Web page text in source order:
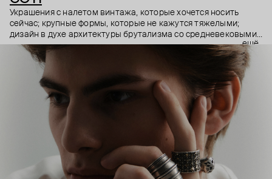
Украшения с налетом винтажа, которые хочется носить
сейчас; крупные формы, которые не кажутся тяжелыми;
дизайн в духе архитектуры брутализма со средневековыми
символами – эстетика итальянского бренда GOTI строится
на красивых парадоксах. Парадоксах, которые не
замечаешь, потому что элементы каждого украшения
складываются максимально гармонично.
ещё